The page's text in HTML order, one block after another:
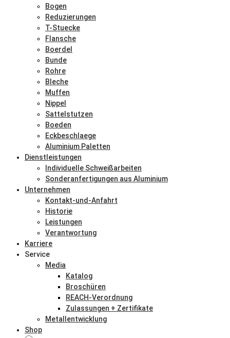
Bogen
Reduzierungen
T-Stuecke
Flansche
Boerdel
Bunde
Rohre
Bleche
Muffen
Nippel
Sattelstutzen
Boeden
Eckbeschlaege
Aluminium Paletten
Dienstleistungen
Individuelle Schweißarbeiten
Sonderanfertigungen aus Aluminium
Unternehmen
Kontakt-und-Anfahrt
Historie
Leistungen
Verantwortung
Karriere
Service
Media
Katalog
Broschüren
REACH-Verordnung
Zulassungen + Zertifikate
Metallentwicklung
Shop